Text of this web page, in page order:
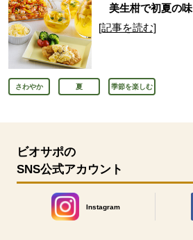
美生柑で初夏の味
[記事を読む]
さわやか 夏 季節を楽しむ
ビオサポの
SNS公式アカウント
Instagram
別のウィンドウで開きます。